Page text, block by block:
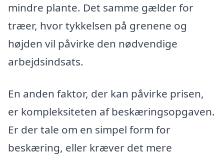
mindre plante. Det samme gælder for
træer, hvor tykkelsen på grenene og
højden vil påvirke den nødvendige
arbejdsindsats.
En anden faktor, der kan påvirke prisen,
er kompleksiteten af beskæringsopgaven.
Er der tale om en simpel form for
beskæring, eller kræver det mere